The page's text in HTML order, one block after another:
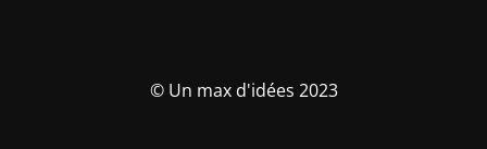
© Un max d'idées 2023